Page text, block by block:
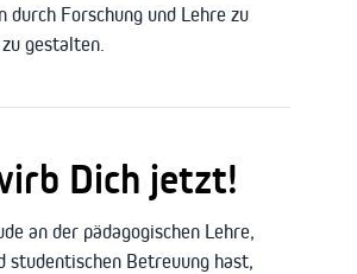
durch Forschung und Lehre zu
gestalten.
Dich jetzt!
an der pädagogischen Lehre,
studentischen Betreuung hast,